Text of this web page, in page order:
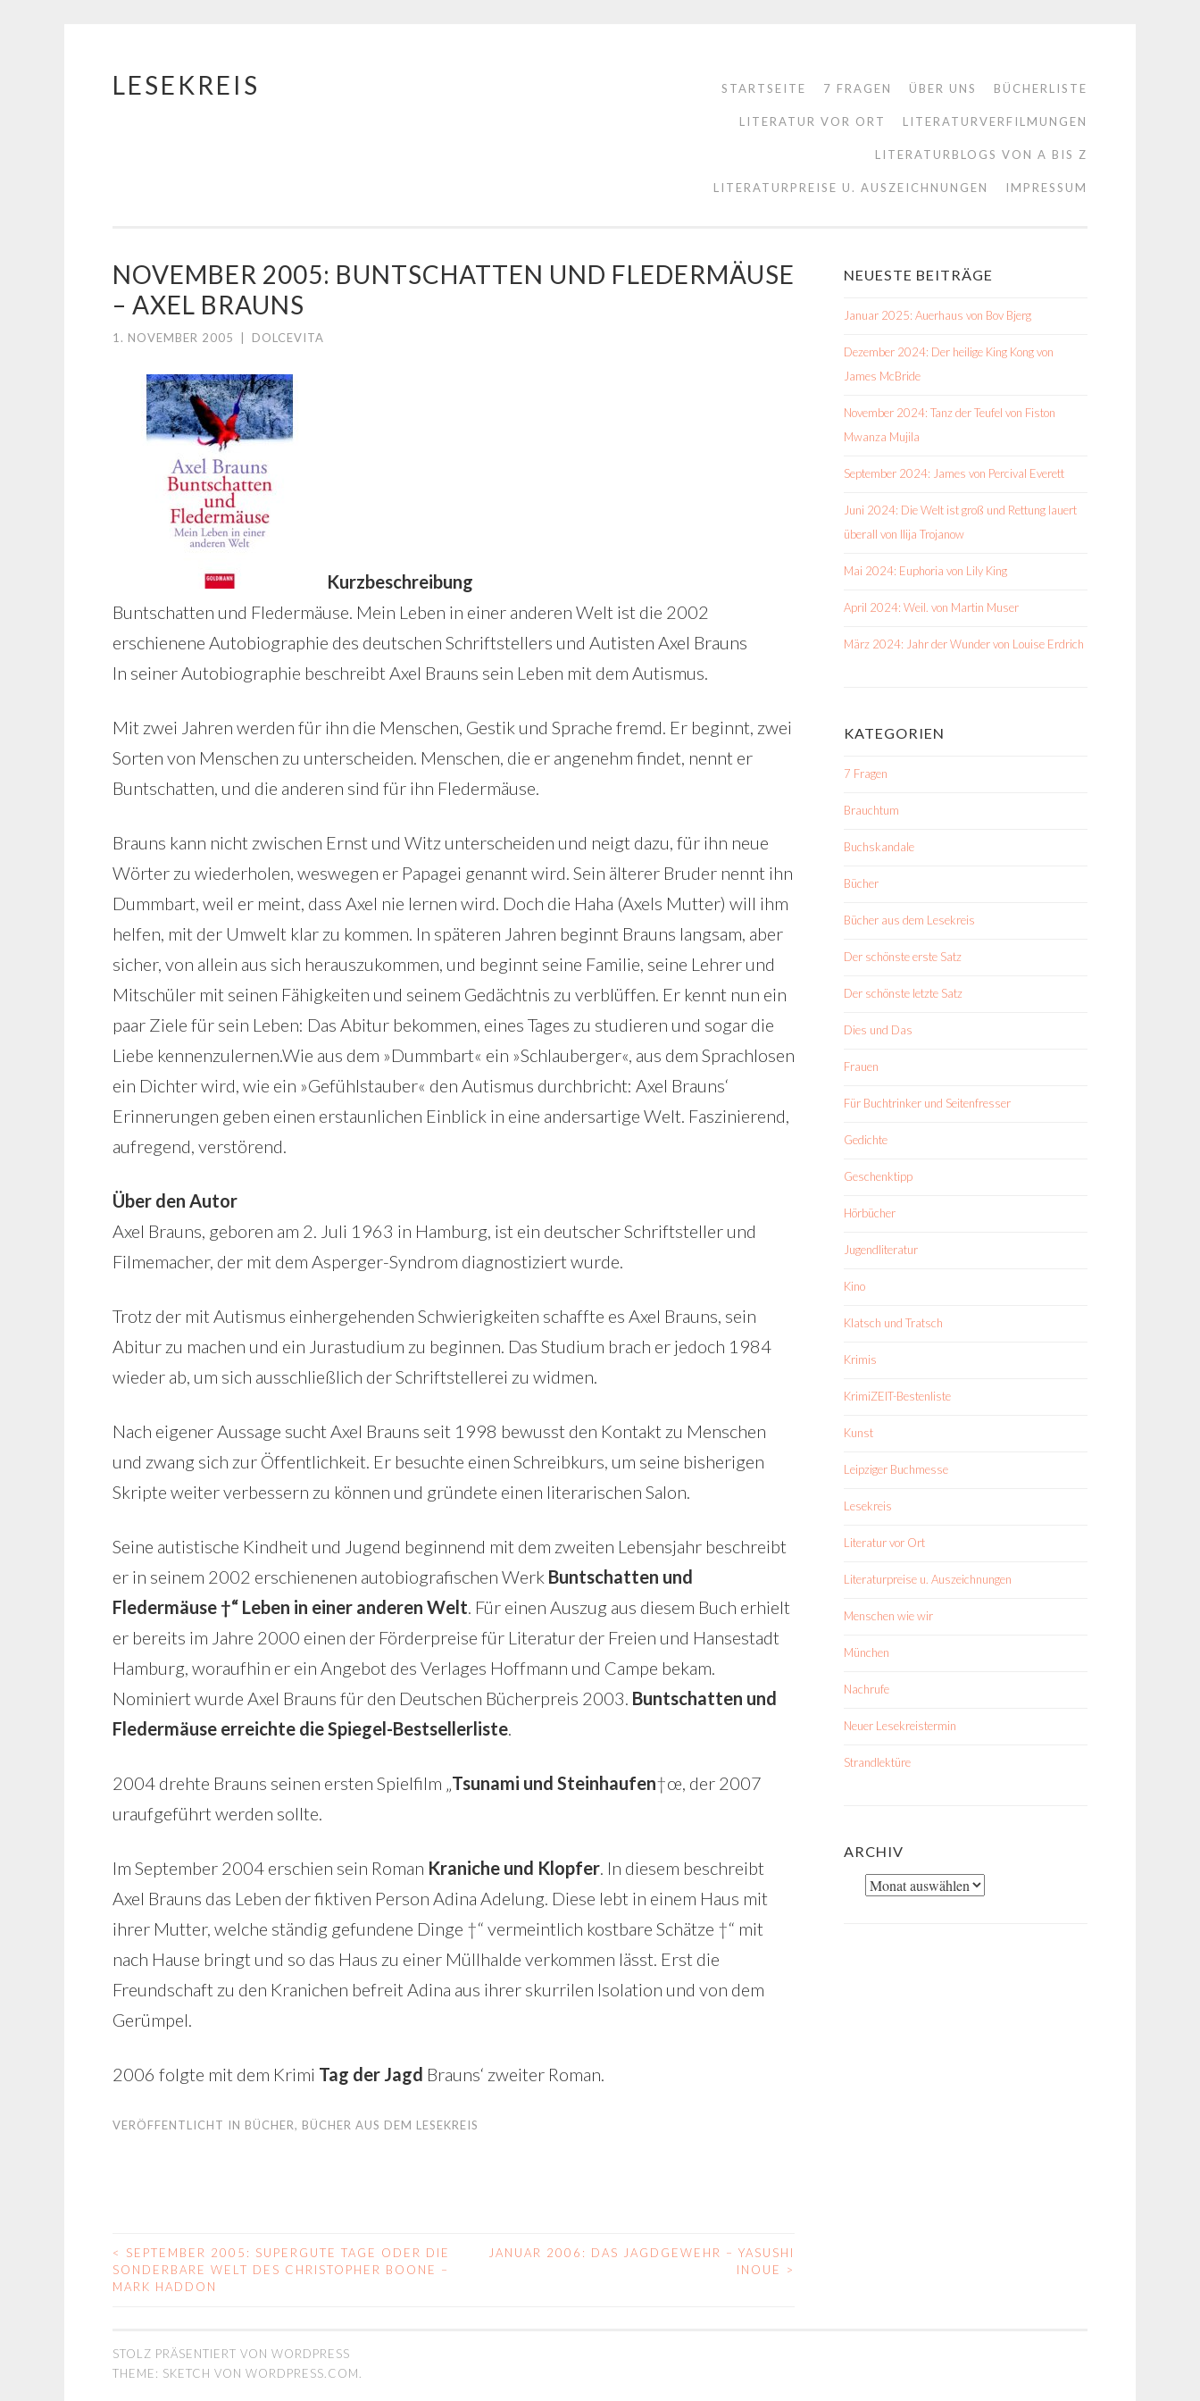
Springe
LESEKREIS STARTSEITE 7 FRAGEN ÜBER UNS BÜCHERLISTE
LITERATUR VOR ORT LITERATURVERFILMUNGEN
LITERATURBLOGS VON A BIS Z
LITERATURPREISE U. AUSZEICHNUNGEN IMPRESSUM
NOVEMBER 2005: BUNTSCHATTEN UND FLEDERMÄUSE
– AXEL BRAUNS
1. NOVEMBER 2005 DOLCEVITA
Kurzbeschreibung
Buntschatten und Fledermäuse. Mein Leben in einer anderen Welt ist die 2002
erschienene Autobiographie des deutschen Schriftstellers und Autisten Axel Brauns
In seiner Autobiographie beschreibt Axel Brauns sein Leben mit dem Autismus.
Mit zwei Jahren werden für ihn die Menschen, Gestik und Sprache fremd. Er beginnt, zwei
Sorten von Menschen zu unterscheiden. Menschen, die er angenehm findet, nennt er
Buntschatten, und die anderen sind für ihn Fledermäuse.
Brauns kann nicht zwischen Ernst und Witz unterscheiden und neigt dazu, für ihn neue
Wörter zu wiederholen, weswegen er Papagei genannt wird. Sein älterer Bruder nennt ihn
Dummbart, weil er meint, dass Axel nie lernen wird. Doch die Haha (Axels Mutter) will ihm
helfen, mit der Umwelt klar zu kommen. In späteren Jahren beginnt Brauns langsam, aber
sicher, von allein aus sich herauszukommen, und beginnt seine Familie, seine Lehrer und
Mitschüler mit seinen Fähigkeiten und seinem Gedächtnis zu verblüffen. Er kennt nun ein
paar Ziele für sein Leben: Das Abitur bekommen, eines Tages zu studieren und sogar die
Liebe kennenzulernen.Wie aus dem »Dummbart« ein »Schlauberger«, aus dem Sprachlosen
ein Dichter wird, wie ein »Gefühlstauber« den Autismus durchbricht: Axel Brauns‘
Erinnerungen geben einen erstaunlichen Einblick in eine andersartige Welt. Faszinierend,
aufregend, verstörend.
Über den Autor
Axel Brauns, geboren am 2. Juli 1963 in Hamburg, ist ein deutscher Schriftsteller und
Filmemacher, der mit dem Asperger-Syndrom diagnostiziert wurde.
Trotz der mit Autismus einhergehenden Schwierigkeiten schaffte es Axel Brauns, sein
Abitur zu machen und ein Jurastudium zu beginnen. Das Studium brach er jedoch 1984
wieder ab, um sich ausschließlich der Schriftstellerei zu widmen.
Nach eigener Aussage sucht Axel Brauns seit 1998 bewusst den Kontakt zu Menschen
und zwang sich zur Öffentlichkeit. Er besuchte einen Schreibkurs, um seine bisherigen
Skripte weiter verbessern zu können und gründete einen literarischen Salon.
Seine autistische Kindheit und Jugend beginnend mit dem zweiten Lebensjahr beschreibt
er in seinem 2002 erschienenen autobiografischen Werk Buntschatten und
Fledermäuse †“ Leben in einer anderen Welt. Für einen Auszug aus diesem Buch erhielt
er bereits im Jahre 2000 einen der Förderpreise für Literatur der Freien und Hansestadt
Hamburg, woraufhin er ein Angebot des Verlages Hoffmann und Campe bekam.
Nominiert wurde Axel Brauns für den Deutschen Bücherpreis 2003. Buntschatten und
Fledermäuse erreichte die Spiegel-Bestsellerliste.
2004 drehte Brauns seinen ersten Spielfilm „Tsunami und Steinhaufen†œ, der 2007
uraufgeführt werden sollte.
Im September 2004 erschien sein Roman Kraniche und Klopfer. In diesem beschreibt
Axel Brauns das Leben der fiktiven Person Adina Adelung. Diese lebt in einem Haus mit
ihrer Mutter, welche ständig gefundene Dinge †“ vermeintlich kostbare Schätze †“ mit
nach Hause bringt und so das Haus zu einer Müllhalde verkommen lässt. Erst die
Freundschaft zu den Kranichen befreit Adina aus ihrer skurrilen Isolation und von dem
Gerümpel.
2006 folgte mit dem Krimi Tag der Jagd Brauns‘ zweiter Roman.
VERÖFFENTLICHT IN BÜCHER, BÜCHER AUS DEM LESEKREIS
BEITRAGS-
<
SEPTEMBER 2005: SUPERGUTE TAGE ODER DIE
SONDERBARE WELT DES CHRISTOPHER BOONE –
MARK HADDON
JANUAR 2006: DAS JAGDGEWEHR – YASUSHI
INOUE >
NEUESTE BEITRÄGE
Januar 2025: Auerhaus von Bov Bjerg
Dezember 2024: Der heilige King Kong von
James McBride
November 2024: Tanz der Teufel von Fiston
Mwanza Mujila
September 2024: James von Percival Everett
Juni 2024: Die Welt ist groß und Rettung lauert
überall von Ilija Trojanow
Mai 2024: Euphoria von Lily King
April 2024: Weil. von Martin Muser
März 2024: Jahr der Wunder von Louise Erdrich
KATEGORIEN
7 Fragen
Brauchtum
Buchskandale
Bücher
Bücher aus dem Lesekreis
Der schönste erste Satz
Der schönste letzte Satz
Dies und Das
Frauen
Für Buchtrinker und Seitenfresser
Gedichte
Geschenktipp
Hörbücher
Jugendliteratur
Kino
Klatsch und Tratsch
Krimis
KrimiZEIT-Bestenliste
Kunst
Leipziger Buchmesse
Lesekreis
Literatur vor Ort
Literaturpreise u. Auszeichnungen
Menschen wie wir
München
Nachrufe
Neuer Lesekreistermin
Strandlektüre
ARCHIV
Archiv
STOLZ PRÄSENTIERT VON WORDPRESS
THEME: SKETCH VON WORDPRESS.COM